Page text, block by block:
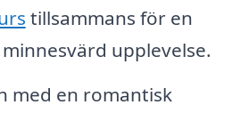
tillsammans för en
upplevelse.
med en romantisk